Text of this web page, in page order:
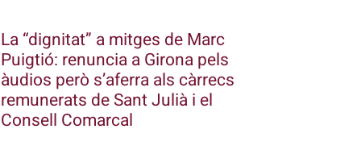
La “dignitat” a mitges de Marc
Puigtió: renuncia a Girona pels
àudios però s’aferra als càrrecs
remunerats de Sant Julià i el
Consell Comarcal